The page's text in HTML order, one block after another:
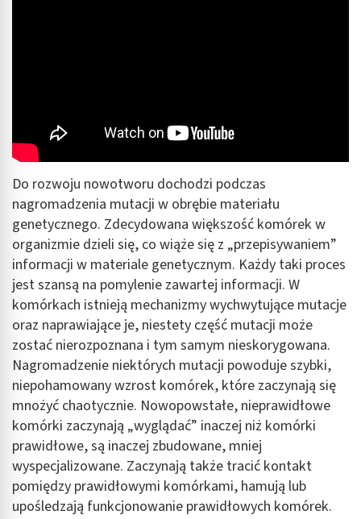
Do rozwoju nowotworu dochodzi podczas
nagromadzenia mutacji w obrębie materiału
genetycznego. Zdecydowana większość komórek w
organizmie dzieli się, co wiąże się z „przepisywaniem”
informacji w materiale genetycznym. Każdy taki proces
jest szansą na pomylenie zawartej informacji. W
komórkach istnieją mechanizmy wychwytujące mutacje
oraz naprawiające je, niestety część mutacji może
zostać nierozpoznana i tym samym nieskorygowana.
Nagromadzenie niektórych mutacji powoduje szybki,
niepohamowany wzrost komórek, które zaczynają się
mnożyć chaotycznie. Nowopowstałe, nieprawidłowe
komórki zaczynają „wyglądać” inaczej niż komórki
prawidłowe, są inaczej zbudowane, mniej
wyspecjalizowane. Zaczynają także tracić kontakt
pomiędzy prawidłowymi komórkami, hamują lub
upośledzają funkcjonowanie prawidłowych komórek.